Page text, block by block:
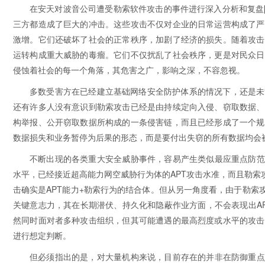
在安天对波音公司遭受勒索软件攻击的事件进行深入分析和复盘
三方都造成了巨大的冲击。这些攻击不仅对企业的日常运营构成了
激增。它们还破坏了社会的正常秩序，加剧了经济的损失。随着攻
运转构成重大威胁的毒瘤。它们不仅扰乱了社会秩序，更是对民众
侵蚀着社会的每一个角落，其危害之广，影响之深，不容忽视。
多数受害方在已经建立基础网络安全防护体系的情况下，还是
还有许多人没有意识到勒索攻击已经是由持续定向入侵、窃取数据
构举报、公开窃取数据所构成的一条侵害链，而且已经形成了一个
数据损失和业务暂停为后果的形态，而是要付出失窃的所有数据均
不断出现的各类重大安全威胁事件，容易产生类似最应重点防
水平，已经接近超高能力网空威胁行为体的APT攻击水准，而且勒
击确实是APT能力+勒索行为的结合体。但从另一角度看，由于勒
关键意志力，其在长期潜伏、持久化和隐蔽作业方面，不会表现出
然同时面对者多种攻击组织，但其可能遭遇的最高烈度或水平的攻
进行想定判断。
但必须指出的是，对大量机构来说，目前存在的并非在防御重